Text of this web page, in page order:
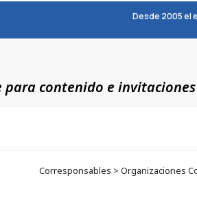
Desde 2005 el
para contenido e invitaciones
Corresponsables > Organizaciones